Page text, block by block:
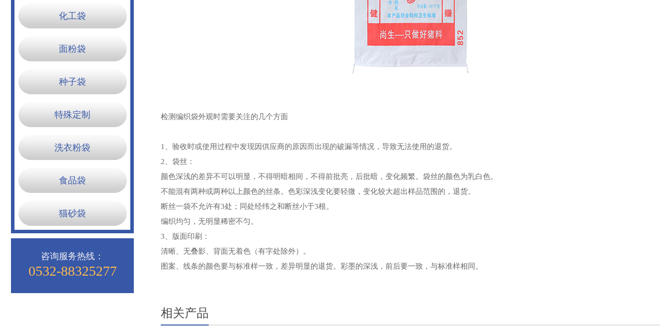
化工袋
面粉袋
种子袋
特殊定制
洗衣粉袋
食品袋
猫砂袋
咨询服务热线：
0532-88325277
检测编织袋外观时需要关注的几个方面
1、验收时或使用过程中发现因供应商的原因而出现的破漏等情况，导致无法使用的退货。
2、袋丝：
颜色深浅的差异不可以明显，不得明暗相间，不得前批亮，后批暗，变化频繁。袋丝的颜色为乳白色。
不能混有两种或两种以上颜色的丝条。色彩深浅变化要轻微，变化较大超出样品范围的，退货。
断丝一袋不允许有3处；同处经纬之和断丝小于3根。
编织均匀，无明显稀密不匀。
3、版面印刷：
清晰、无叠影、背面无着色（有字处除外）。
图案、线条的颜色要与标准样一致，差异明显的退货。彩墨的深浅，前后要一致，与标准样相同。
相关产品